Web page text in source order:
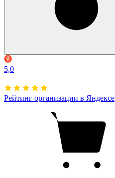
5,0
Рейтинг организации в Яндексе